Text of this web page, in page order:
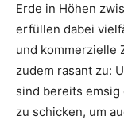
Erde in Höhen
erfüllen dabei
und kommerzielle
zudem rasant zu:
sind bereits emsig
zu schicken, um